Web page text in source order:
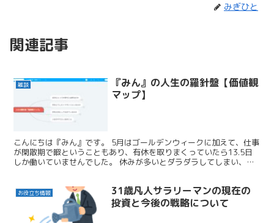
みぎひと
関連記事
雑談
『みん』の人生の羅針盤【価値観
マップ】
こんにちは『みん』です。 5月はゴールデンウィークに加えて、仕事
が閑散期で暇ということもあり、有休を取りまくっていたら13.5日
しか働いていませんでした。 休みが多いとダラダラしてしまい、そ
お役立ち情報
31歳凡人サラリーマンの現在の
投資と今後の戦略について